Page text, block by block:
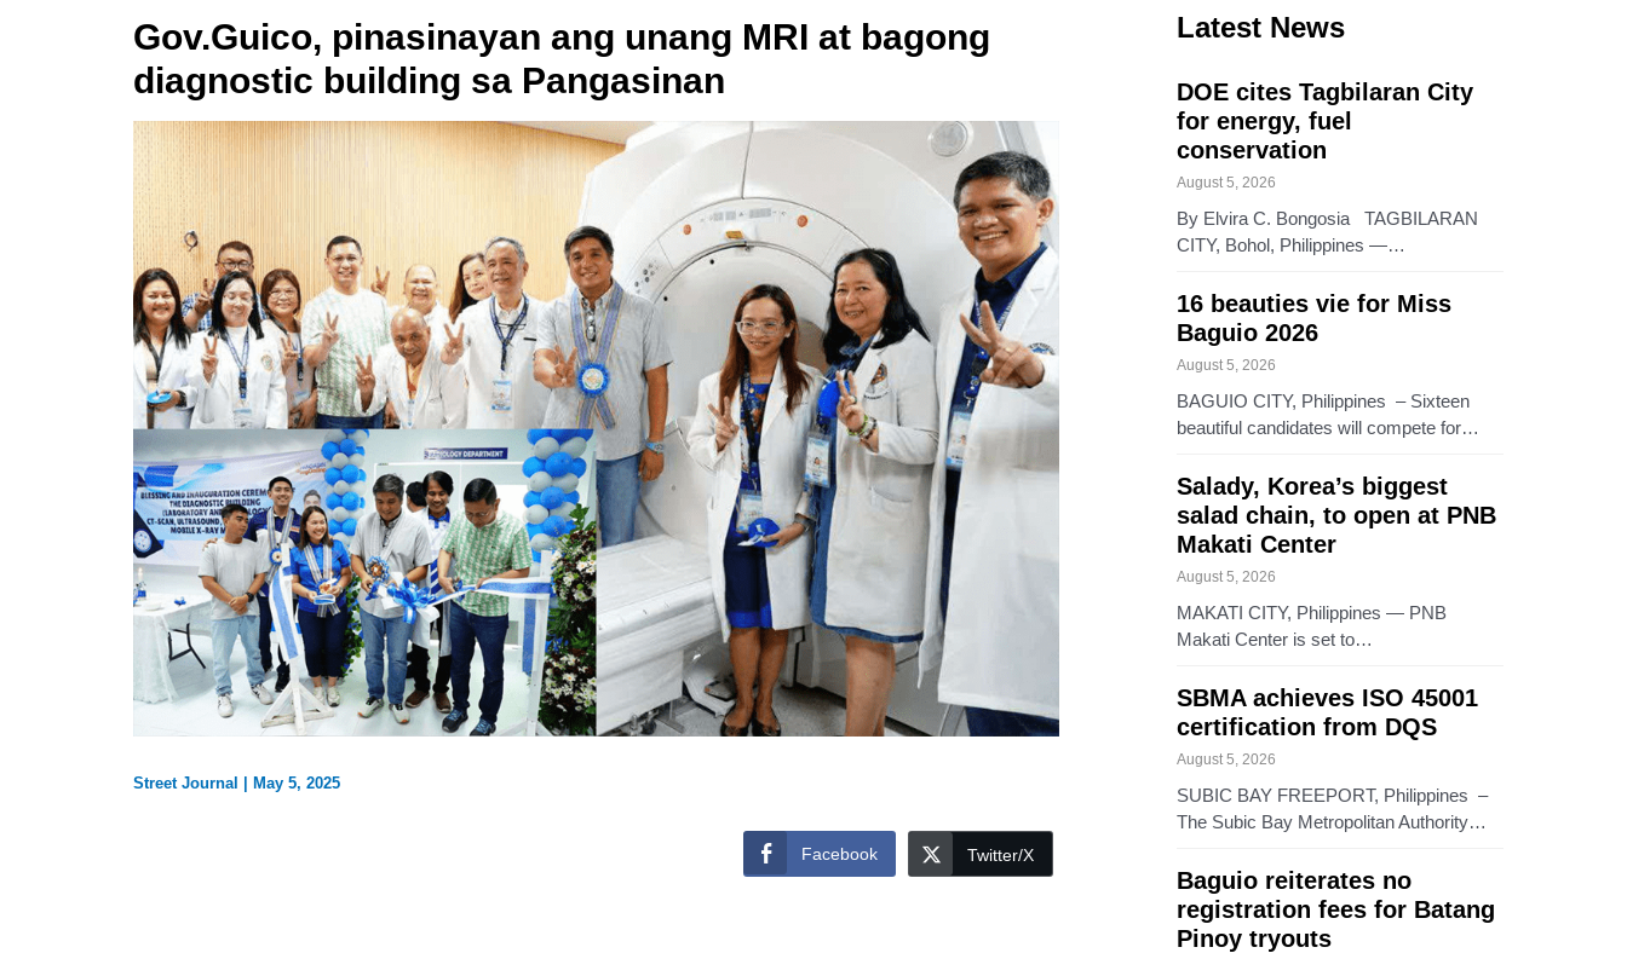
Gov.Guico, pinasinayan ang unang MRI at bagong
diagnostic building sa Pangasinan
Street Journal May 5, 2025
Facebook Twitter/X
Latest News
DOE cites Tagbilaran City
for energy, fuel
conservation
August 5, 2026
By Elvira C. Bongosia TAGBILARAN
CITY, Bohol, Philippines —…
16 beauties vie for Miss
Baguio 2026
August 5, 2026
BAGUIO CITY, Philippines – Sixteen
beautiful candidates will compete for…
Salady, Korea’s biggest
salad chain, to open at PNB
Makati Center
August 5, 2026
MAKATI CITY, Philippines — PNB
Makati Center is set to…
SBMA achieves ISO 45001
certification from DQS
August 5, 2026
SUBIC BAY FREEPORT, Philippines –
The Subic Bay Metropolitan Authority…
Baguio reiterates no
registration fees for Batang
Pinoy tryouts